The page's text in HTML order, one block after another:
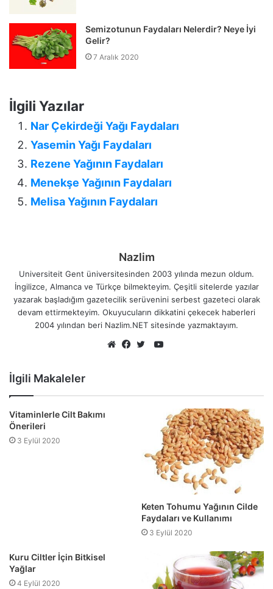
Semizotunun Faydaları Nelerdir? Neye İyi
Gelir?
7 Aralık 2020
İlgili Yazılar
Nar Çekirdeği Yağı Faydaları
Yasemin Yağı Faydaları
Rezene Yağının Faydaları
Menekşe Yağının Faydaları
Melisa Yağının Faydaları
Nazlim
Universiteit Gent üniversitesinden 2003 yılında mezun oldum.
İngilizce, Almanca ve Türkçe bilmekteyim. Çeşitli sitelerde yazılar
yazarak başladığım gazetecilik serüvenini serbest gazeteci olarak
devam ettirmekteyim. Okuyucuların dikkatini çekecek haberleri
2004 yılından beri Nazlim.NET sitesinde yazmaktayım.
YouTube
İlgili Makaleler
Vitaminlerle Cilt Bakımı
Önerileri
3 Eylül 2020
Keten Tohumu Yağının Cilde
Faydaları ve Kullanımı
3 Eylül 2020
Kuru Ciltler İçin Bitkisel
Yağlar
4 Eylül 2020